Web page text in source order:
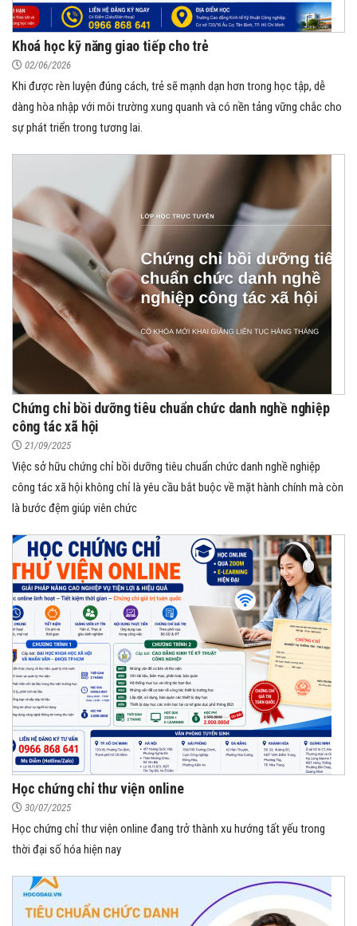
Khoá học kỹ năng giao tiếp cho trẻ
02/06/2026
Khi được rèn luyện đúng cách, trẻ sẽ mạnh dạn hơn trong học tập, dễ
dàng hòa nhập với môi trường xung quanh và có nền tảng vững chắc cho
sự phát triển trong tương lai.
Chứng chỉ bồi dưỡng tiêu chuẩn chức danh nghề nghiệp
công tác xã hội
21/09/2025
Việc sở hữu chứng chỉ bồi dưỡng tiêu chuẩn chức danh nghề nghiệp
công tác xã hội không chỉ là yêu cầu bắt buộc về mặt hành chính mà còn
là bước đệm giúp viên chức
Học chứng chỉ thư viện online
30/07/2025
Học chứng chỉ thư viện online đang trở thành xu hướng tất yếu trong
thời đại số hóa hiện nay